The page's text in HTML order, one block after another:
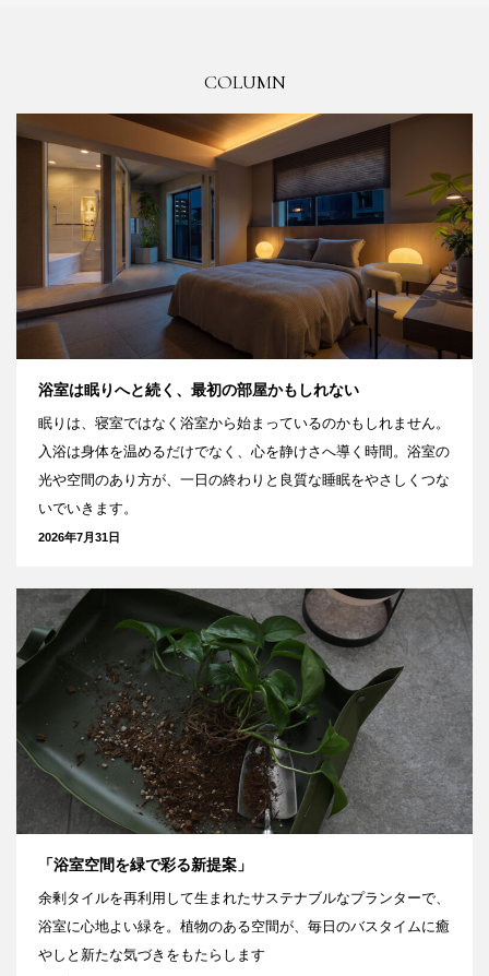
COLUMN
浴室は眠りへと続く、最初の部屋かもしれない
眠りは、寝室ではなく浴室から始まっているのかもしれません。
入浴は身体を温めるだけでなく、心を静けさへ導く時間。浴室の
光や空間のあり方が、一日の終わりと良質な睡眠をやさしくつな
いでいきます。
2026年7月31日
「浴室空間を緑で彩る新提案」
余剰タイルを再利用して生まれたサステナブルなプランターで、
浴室に心地よい緑を。植物のある空間が、毎日のバスタイムに癒
やしと新たな気づきをもたらします